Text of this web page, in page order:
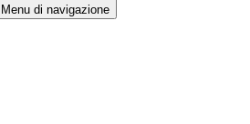
Menu di navigazione